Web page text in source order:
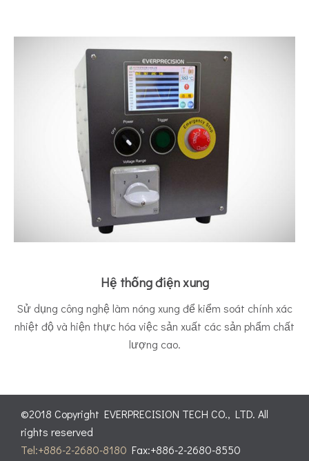
Hệ thống điện xung
Sử dụng công nghệ làm nóng xung để kiểm soát chính xác
nhiệt độ và hiện thực hóa việc sản xuất các sản phẩm chất
lượng cao.
©2018 Copyright EVERPRECISION TECH CO., LTD. All
rights reserved
Tel:+886-2-2680-8180 Fax:+886-2-2680-8550